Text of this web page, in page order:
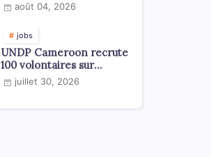
août 04, 2026
jobs
UNDP Cameroon recrute
100 volontaires sur
l'échelle du territoire
national
juillet 30, 2026